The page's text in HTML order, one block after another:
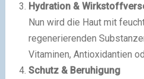
Hydration &
Nun wird die Haut mit
regenerierenden
Vitaminen, Antioxidantien
Schutz & Beruhigung